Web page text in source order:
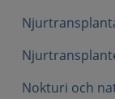
Nokturi och